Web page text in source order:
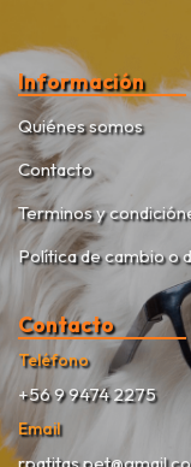
Información
Quiénes somos
Contacto
Terminos y
Política de cambio o
Contacto
Teléfono
+56 9 9474 2275
Email